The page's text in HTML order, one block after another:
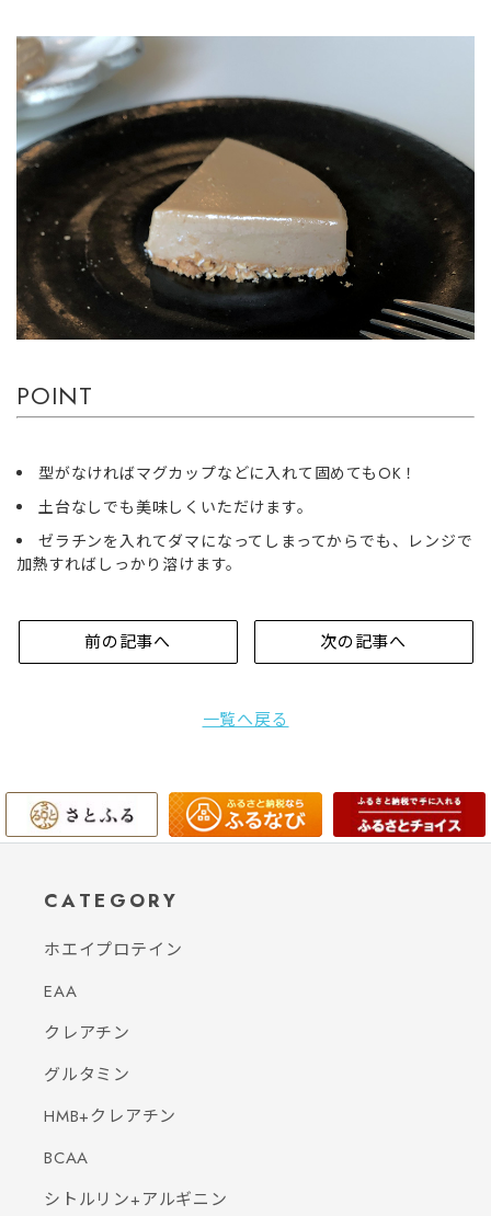
POINT
型がなければマグカップなどに入れて固めてもOK！
土台なしでも美味しくいただけます。
ゼラチンを入れてダマになってしまってからでも、レンジで
加熱すればしっかり溶けます。
前の記事へ
一覧へ戻る
次の記事へ
CATEGORY
ホエイプロテイン
EAA
クレアチン
グルタミン
HMB+クレアチン
BCAA
シトルリン+アルギニン